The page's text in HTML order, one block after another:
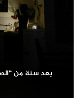
بعد سنة من